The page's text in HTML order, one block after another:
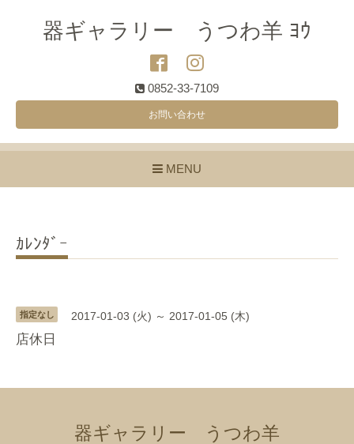
器ギャラリー うつわ羊 ﾖｳ
0852-33-7109
お問い合わせ
MENU
ｶﾚﾝﾀﾞｰ
指定なし 2017-01-03 (火) ～ 2017-01-05 (木)
店休日
器ギャラリー うつわ羊